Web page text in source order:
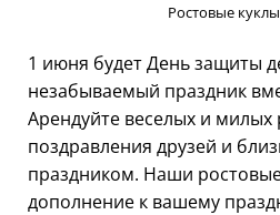
Ростовые
1 июня будет День защиты
незабываемый праздник
Арендуйте веселых и милых
поздравления друзей и
праздником. Наши
дополнение к вашему